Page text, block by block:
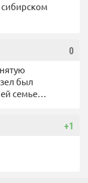
0
был
семье…
+1